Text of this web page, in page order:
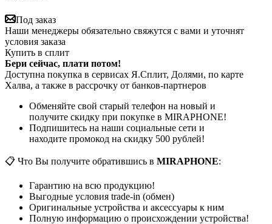
Под заказ
Наши менеджеры обязательно свяжутся с вами и уточнят
условия заказа
Купить в сплит
Бери сейчас, плати потом!
Доступна покупка в сервисах Я.Сплит, Долями, по карте
Халва, а также в рассрочку от банков-партнеров
Обменяйте свой старый телефон на новый и
получите скидку при покупке в MIRAPHONE!
Подпишитесь на наши социальные сети и
находите промокод на скидку 500 рублей!
📋 Что Вы получите обратившись в MIRAPHONE:
Гарантию на всю продукцию!
Выгодные условия trade-in (обмен)
Оригинальные устройства и аксессуары к ним
Полную информацию о происхождении устройства!